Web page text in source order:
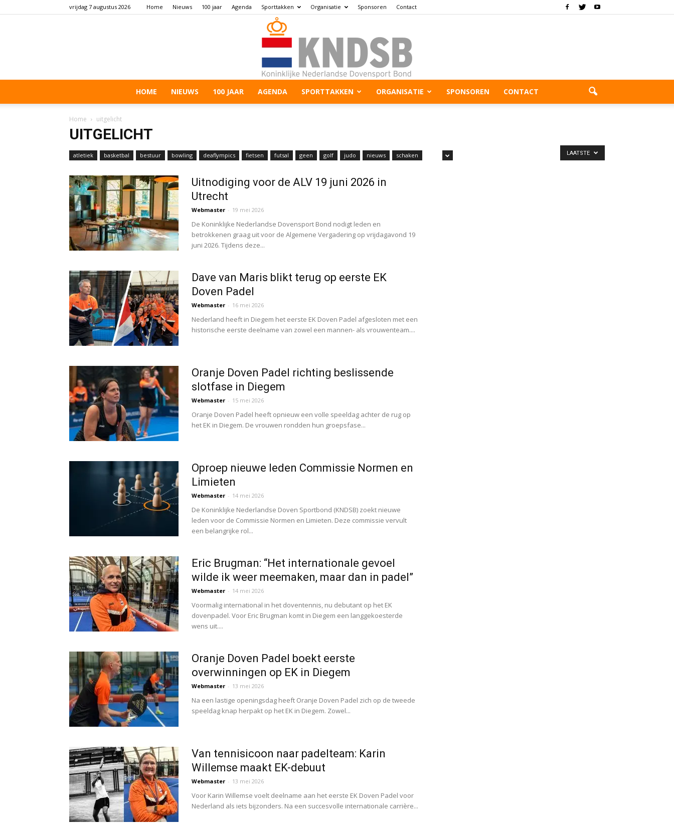
vrijdag 7 augustus 2026 Home Nieuws 100 jaar Agenda Sporttakken Organisatie Sponsoren Contact
HOME NIEUWS 100 JAAR AGENDA SPORTTAKKEN ORGANISATIE SPONSOREN CONTACT
Home uitgelicht
UITGELICHT
atletiek basketbal bestuur bowling deaflympics fietsen futsal geen golf judo nieuws
schaken
LAATSTE
Uitnodiging voor de ALV 19 juni 2026 in
Utrecht
Webmaster - 19 mei 2026
De Koninklijke Nederlandse Dovensport Bond nodigt leden en
betrokkenen graag uit voor de Algemene Vergadering op vrijdagavond 19
juni 2026. Tijdens deze...
Dave van Maris blikt terug op eerste EK
Doven Padel
Webmaster - 16 mei 2026
Nederland heeft in Diegem het eerste EK Doven Padel afgesloten met een
historische eerste deelname van zowel een mannen- als vrouwenteam....
Oranje Doven Padel richting beslissende
slotfase in Diegem
Webmaster - 15 mei 2026
Oranje Doven Padel heeft opnieuw een volle speeldag achter de rug op
het EK in Diegem. De vrouwen rondden hun groepsfase...
Oproep nieuwe leden Commissie Normen en
Limieten
Webmaster - 14 mei 2026
De Koninklijke Nederlandse Doven Sportbond (KNDSB) zoekt nieuwe
leden voor de Commissie Normen en Limieten. Deze commissie vervult
een belangrijke rol...
Eric Brugman: “Het internationale gevoel
wilde ik weer meemaken, maar dan in padel”
Webmaster - 14 mei 2026
Voormalig international in het doventennis, nu debutant op het EK
dovenpadel. Voor Eric Brugman komt in Diegem een langgekoesterde
wens uit....
Oranje Doven Padel boekt eerste
overwinningen op EK in Diegem
Webmaster - 13 mei 2026
Na een lastige openingsdag heeft Oranje Doven Padel zich op de tweede
speeldag knap herpakt op het EK in Diegem. Zowel...
Van tennisicoon naar padelteam: Karin
Willemse maakt EK-debuut
Webmaster - 13 mei 2026
Voor Karin Willemse voelt deelname aan het eerste EK Doven Padel voor
Nederland als iets bijzonders. Na een succesvolle internationale carrière...